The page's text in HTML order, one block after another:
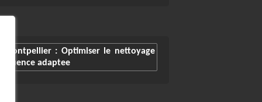
Montpellier : Optimiser le nettoyage
adaptee